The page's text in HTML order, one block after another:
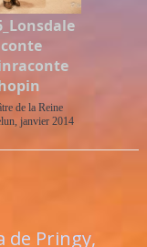
de la Reine
janvier 2014
de Pringy,